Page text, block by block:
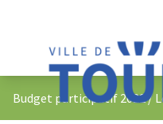
Budget participatif 2022/